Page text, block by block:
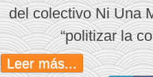
del colectivo Ni Una
“politizar la
Leer más...